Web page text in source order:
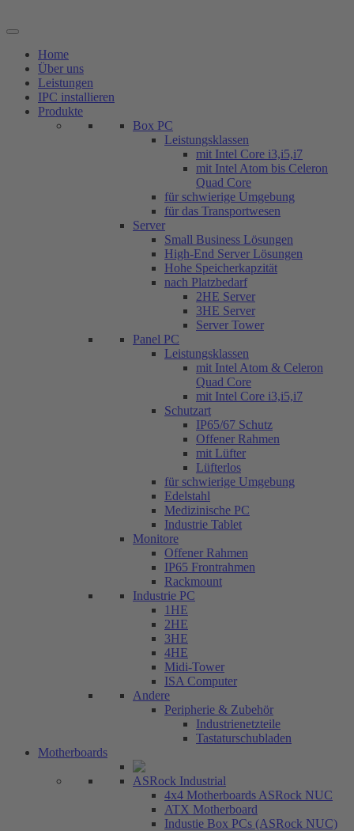
Inhalt
Home
Über uns
Leistungen
IPC installieren
Produkte
Box PC
Leistungsklassen
mit Intel Core i3,i5,i7
mit Intel Atom bis Celeron
Quad Core
für schwierige Umgebung
für das Transportwesen
Server
Small Business Lösungen
High-End Server Lösungen
Hohe Speicherkapzität
nach Platzbedarf
2HE Server
3HE Server
Server Tower
Panel PC
Leistungsklassen
mit Intel Atom & Celeron
Quad Core
mit Intel Core i3,i5,i7
Schutzart
IP65/67 Schutz
Offener Rahmen
mit Lüfter
Lüfterlos
für schwierige Umgebung
Edelstahl
Medizinische PC
Industrie Tablet
Monitore
Offener Rahmen
IP65 Frontrahmen
Rackmount
Industrie PC
1HE
2HE
3HE
4HE
Midi-Tower
ISA Computer
Andere
Peripherie & Zubehör
Industrienetzteile
Tastaturschubladen
Motherboards
ASRock Industrial
4x4 Motherboards ASRock NUC
ATX Motherboard
Industie Box PCs (ASRock NUC)